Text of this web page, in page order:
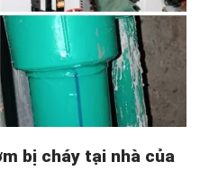
bị cháy tại nhà của